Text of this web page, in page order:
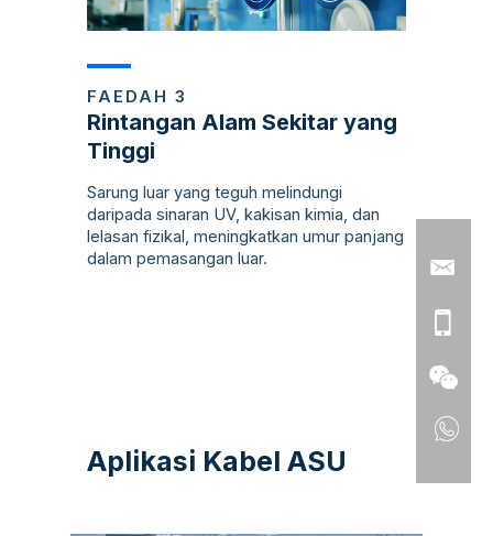
FAEDAH 3
Rintangan Alam Sekitar yang
Tinggi
Sarung luar yang teguh melindungi
daripada sinaran UV, kakisan kimia, dan
lelasan fizikal, meningkatkan umur panjang
dalam pemasangan luar.
Aplikasi Kabel ASU